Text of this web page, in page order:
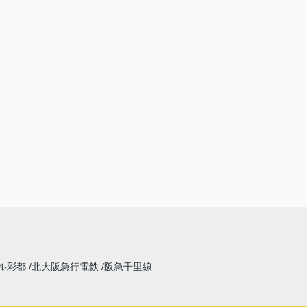
彩都 北大阪急行電鉄 阪急千里線